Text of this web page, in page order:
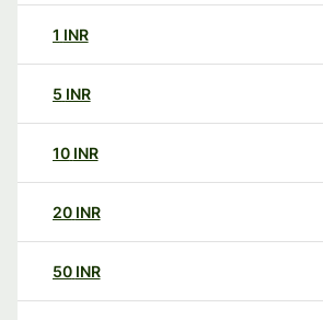
1 INR
5 INR
10 INR
20 INR
50 INR